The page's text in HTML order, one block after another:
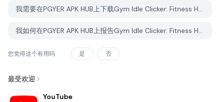
我需要在PGYER APK HUB上下载Gym Idle Clicker: Fitness Hero时需要账户吗？
我如何在PGYER APK HUB上报告Gym Idle Clicker: Fitness Hero的问题？
您觉得这个有用吗 是 否
最受欢迎
YouTube